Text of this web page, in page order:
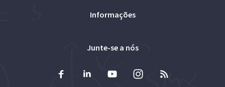
Informações
Junte-se a nós